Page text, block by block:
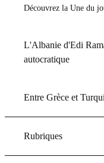
Découvrez la Une du
L'Albanie d'Edi
autocratique
Entre Grèce et
Rubriques